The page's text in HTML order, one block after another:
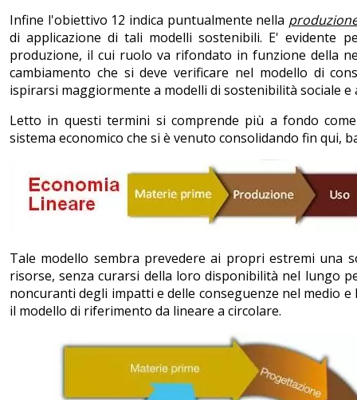
Infine l'obiettivo 12 indica puntualmente nella
di applicazione di tali modelli sostenibili. E' evidente
produzione, il cui ruolo va rifondato in funzione della
cambiamento che si deve verificare nel modello di
ispirarsi maggiormente a modelli di sostenibilità sociale e
Letto in questi termini si comprende più a fondo
sistema economico che si è venuto consolidando fin qui,
Tale modello sembra prevedere ai propri estremi una
risorse, senza curarsi della loro disponibilità nel lungo
noncuranti degli impatti e delle conseguenze nel medio
il modello di riferimento da lineare a circolare.